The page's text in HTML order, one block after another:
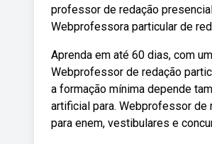
professor de redação
Webprofessora particular de
Aprenda em até 60 dias, com
Webprofessor de redação
a formação mínima depende
artificial para. Webprofessor de
para enem, vestibulares e